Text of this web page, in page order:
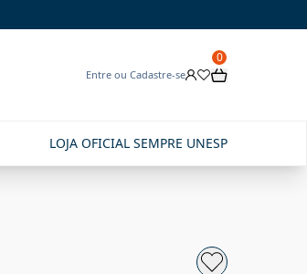
Entre ou Cadastre-se
0
LOJA OFICIAL SEMPRE UNESP